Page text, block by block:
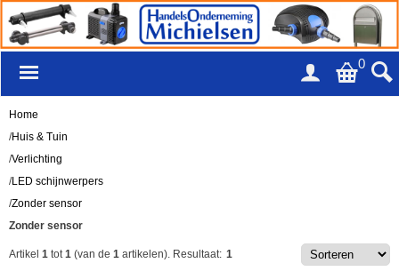
0
Home
/Huis & Tuin
/Verlichting
/LED schijnwerpers
/Zonder sensor
Zonder sensor
Artikel 1 tot 1 (van de 1 artikelen). Resultaat: 1